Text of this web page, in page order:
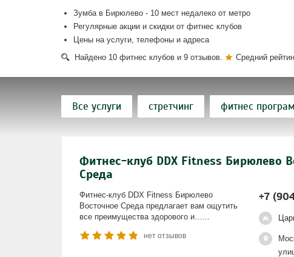
Зумба в Бирюлево - 10 мест недалеко от метро
Регулярные акции и скидки от фитнес клубов
Цены на услуги, телефоны и адреса
Найдено 10 фитнес клубов и 9 отзывов. Средний
Все услуги стретчинг фитнес
функциональный тренинг зумба
тренажерный зал корпоративный фитнес
боевое искусство
фитнес тестирование массаж
занятия
Фитнес-клуб DDX Fitness Бирюлево
Среда
Фитнес-клуб DDX Fitness Бирюлево
Восточное Среда предлагает вам ощутить
все преимущества здорового и…
нет отзывов
+7